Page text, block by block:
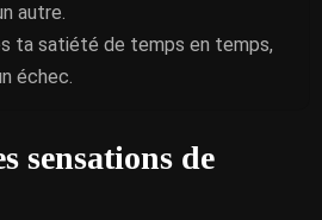
autre.
ta satiété de temps en temps,
échec.
sensations de